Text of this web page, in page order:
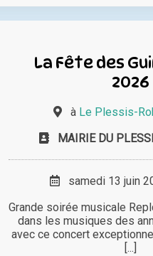
La Fête des
2026
à Le Plessis-
MAIRIE DU
samedi 13 juin
Grande soirée musicale
dans les musiques des
avec ce concert
[...]